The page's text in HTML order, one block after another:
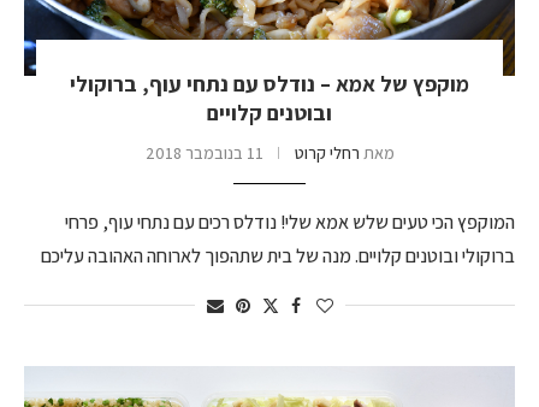
מוקפץ של אמא – נודלס עם נתחי עוף, ברוקולי
ובוטנים קלויים
מאת רחלי קרוט 11 בנובמבר 2018
המוקפץ הכי טעים שלש אמא שלי! נודלס רכים עם נתחי עוף, פרחי
ברוקולי ובוטנים קלויים. מנה של בית שתהפוך לארוחה האהובה עליכם